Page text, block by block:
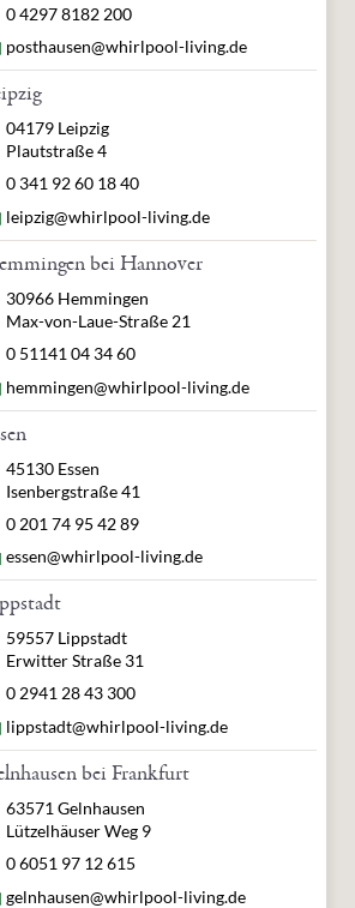
Telefon
0 4297 8182 200
E-Mail
posthausen@whirlpool-living.de
Adresse
04179 Leipzig
Plautstraße 4
Telefon
0 341 92 60 18 40
E-Mail
leipzig@whirlpool-living.de
bei Hannover
Adresse
30966 Hemmingen
Max-von-Laue-Straße 21
Telefon
0 51141 04 34 60
E-Mail
hemmingen@whirlpool-living.de
Adresse
45130 Essen
Isenbergstraße 41
Telefon
0 201 74 95 42 89
E-Mail
essen@whirlpool-living.de
Adresse
59557 Lippstadt
Erwitter Straße 31
Telefon
0 2941 28 43 300
E-Mail
lippstadt@whirlpool-living.de
bei Frankfurt
Adresse
63571 Gelnhausen
Lützelhäuser Weg 9
Telefon
0 6051 97 12 615
E-Mail
gelnhausen@whirlpool-living.de